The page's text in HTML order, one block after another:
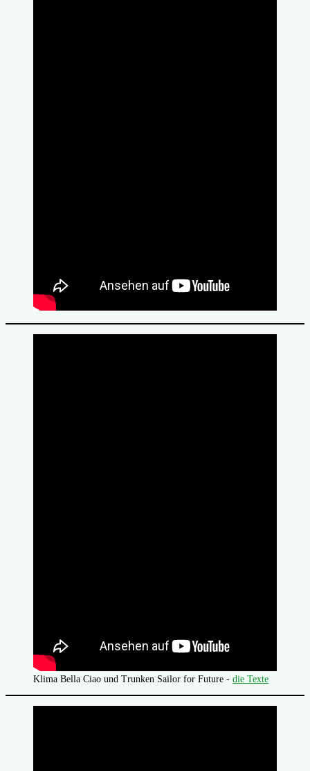
Klima Bella Ciao und Trunken Sailor for Future - die Texte